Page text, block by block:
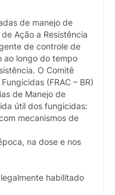
de manejo de
Ação a Resistência
de controle de
ao longo do tempo
O Comitê
(FRAC – BR)
de Manejo de
útil dos fungicidas:
mecanismos de
na dose e nos
habilitado